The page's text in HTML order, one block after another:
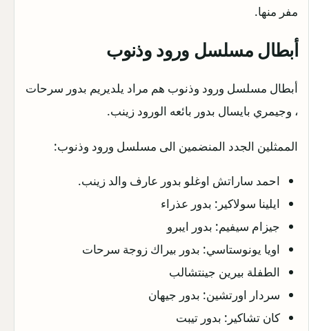
مفر منها.
أبطال مسلسل ورود وذنوب
أبطال مسلسل ورود وذنوب هم مراد يلديريم بدور سرحات
، وجيمري بايسال بدور بائعه الورود زينب.
الممثلين الجدد المنضمين الى مسلسل ورود وذنوب:
احمد ساراتش اوغلو بدور عارف والد زينب.
ايلينا سولاكير: بدور عذراء
جيزام سيفيم: بدور ايبرو
اويا يونوستاسي: بدور بيراك زوجة سرحات
الطفلة بيرين جينتشالب
سردار اورتشين: بدور جيهان
كان تشاكير: بدور تيبت